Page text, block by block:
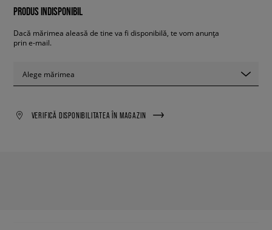
PRODUS INDISPONIBIL
Dacă mărimea aleasă de tine va fi disponibilă, te vom anunța
prin e-mail.
Alege mărimea
VERIFICĂ DISPONIBILITATEA ÎN MAGAZIN